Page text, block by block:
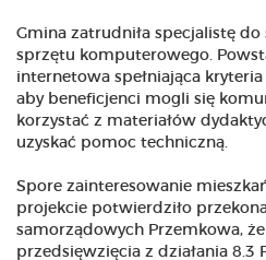
Gmina zatrudniła specjalistę
sprzętu komputerowego.
internetowa spełniająca
aby beneficjenci mogli się
korzystać z materiałów
uzyskać pomoc techniczną.
Spore zainteresowanie
projekcie potwierdziło
samorządowych Przemkowa,
przedsięwzięcia z działania 8.3